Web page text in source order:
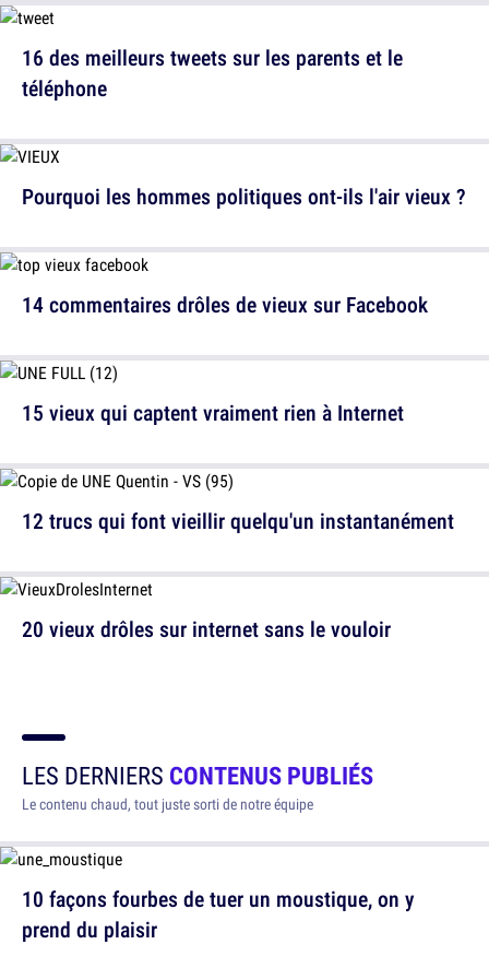
Pourquoi les hommes politiques ont-ils l'air vieux ?
15 vieux qui captent vraiment rien à Internet
20 vieux drôles sur internet sans le vouloir
16 des meilleurs tweets sur les parents et le
téléphone
14 commentaires drôles de vieux sur Facebook
12 trucs qui font vieillir quelqu'un instantanément
LES DERNIERS CONTENUS PUBLIÉS
Le contenu chaud, tout juste sorti de notre équipe
10 façons fourbes de tuer un moustique, on y
prend du plaisir